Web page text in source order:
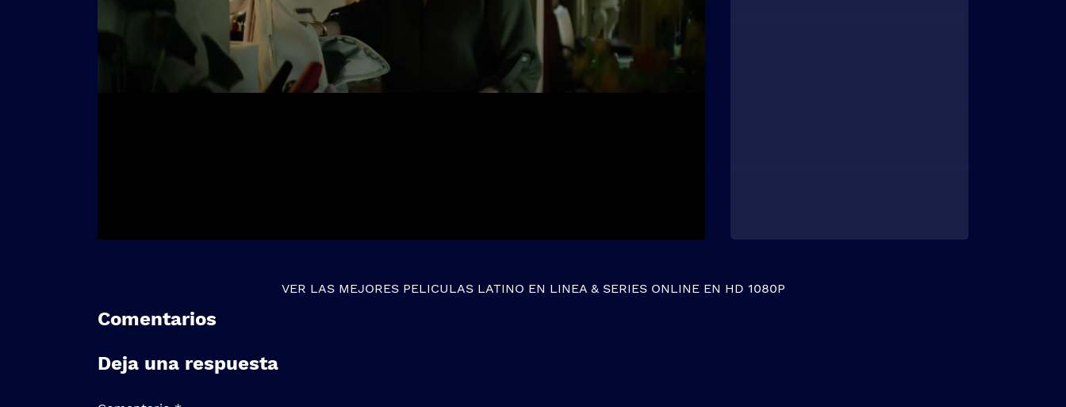
VER LAS MEJORES PELICULAS LATINO EN LINEA& SERIES ONLINEEN HD 1080P
Comentarios
Deja una respuesta